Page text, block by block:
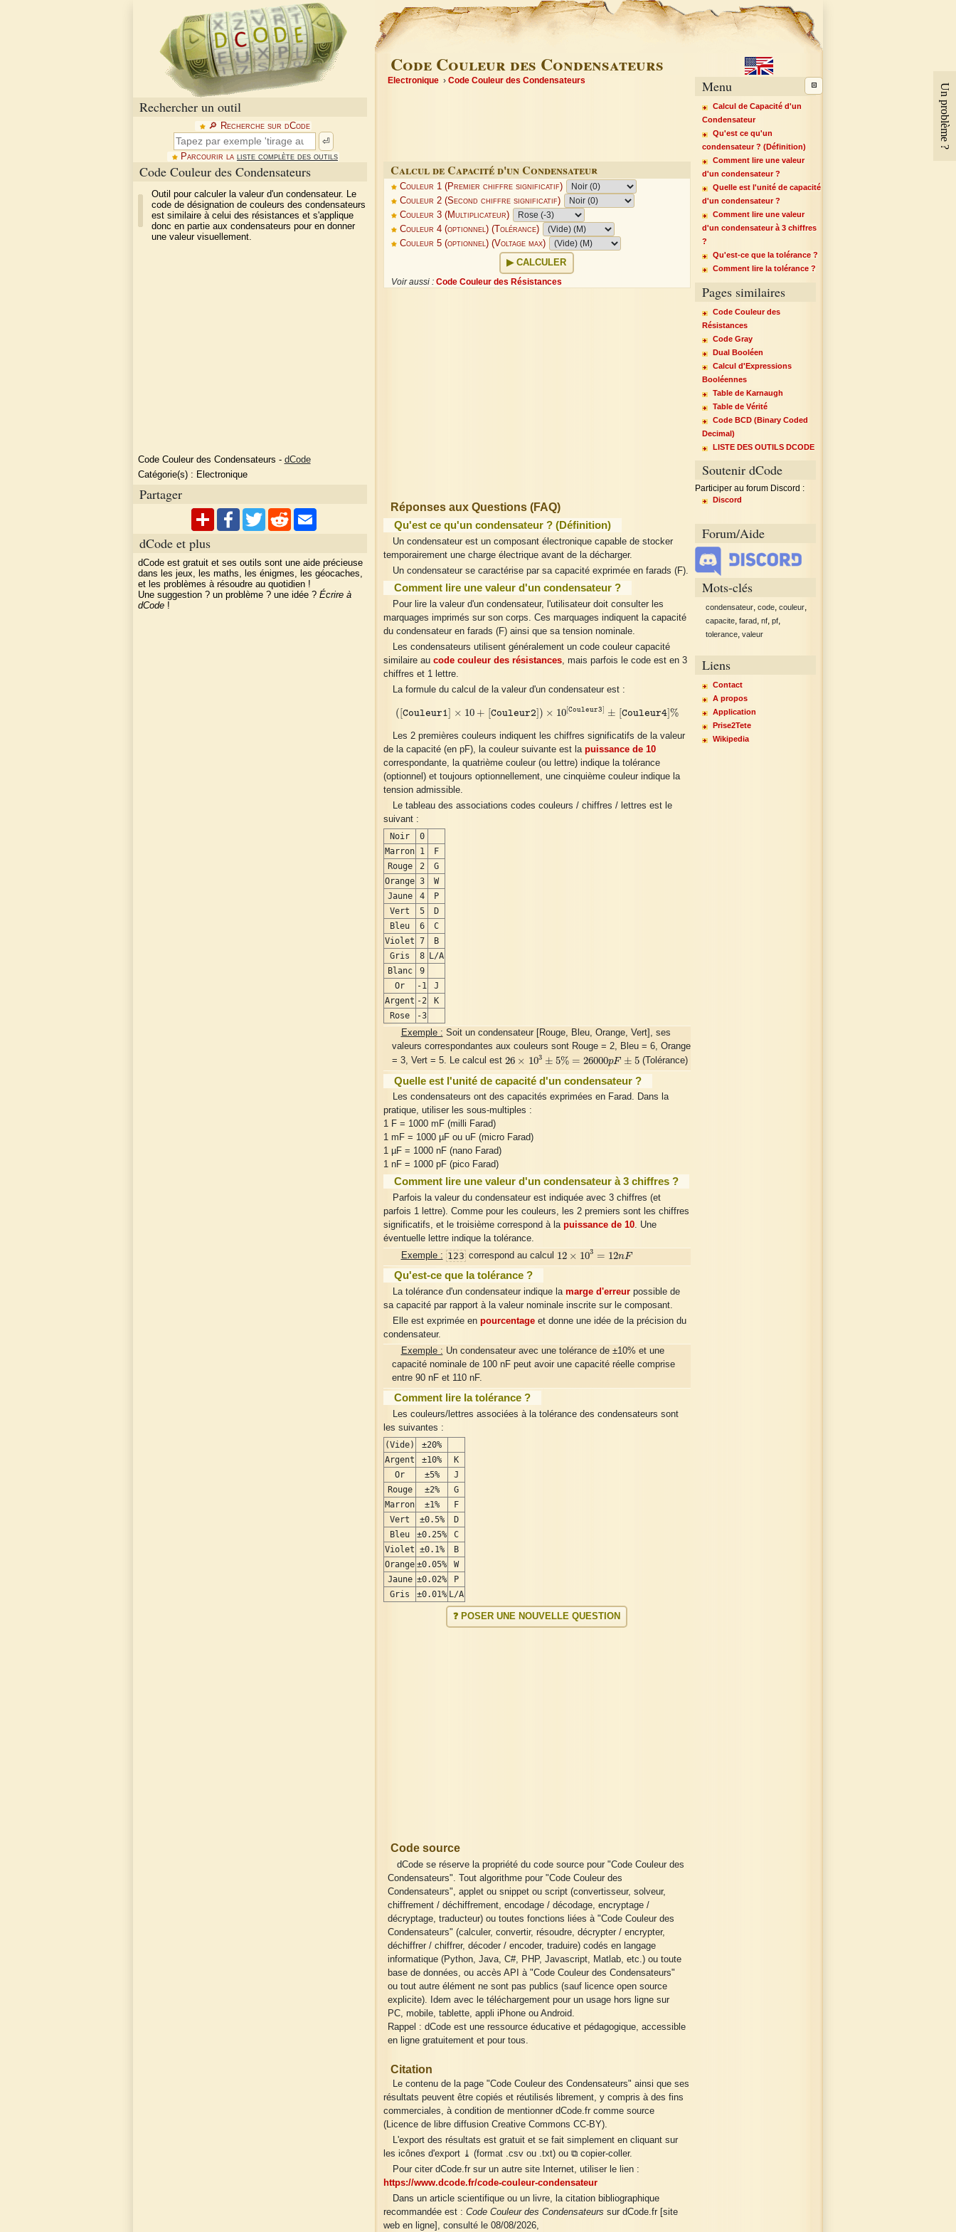
Rechercher un outil
🔎︎ Recherche sur dCode
⏎
Parcourir la liste complète des outils
Code Couleur des Condensateurs
Outil pour calculer la valeur d'un condensateur. Le
code de désignation de couleurs des condensateurs
est similaire à celui des résistances et s'applique
donc en partie aux condensateurs pour en donner
une valeur visuellement.
Code Couleur des Condensateurs - dCode
Catégorie(s) : Electronique
Partager
dCode et plus
dCode est gratuit et ses outils sont une aide précieuse
dans les jeux, les maths, les énigmes, les géocaches,
et les problèmes à résoudre au quotidien !
Une suggestion ? un problème ? une idée ? Écrire à
dCode!
Code Couleur des Condensateurs
Electronique Code Couleur des Condensateurs
Calcul de Capacité d'un Condensateur
Couleur 1 (Premier chiffre significatif)
Couleur 2 (Second chiffre significatif)
Couleur 3 (Multiplicateur)
Couleur 4 (optionnel) (Tolérance)
Couleur 5 (optionnel) (Voltage max)
CALCULER
Voir aussi : Code Couleur des Résistances
Réponses aux Questions (FAQ)
Qu'est ce qu'un condensateur ? (Définition)
Un condensateur est un composant électronique capable de stocker
temporairement une charge électrique avant de la décharger.
Un condensateur se caractérise par sa capacité exprimée en farads (F).
Comment lire une valeur d'un condensateur ?
Pour lire la valeur d'un condensateur, l'utilisateur doit consulter les
marquages imprimés sur son corps. Ces marquages indiquent la capacité
du condensateur en farads (F) ainsi que sa tension nominale.
Les condensateurs utilisent généralement un code couleur capacité
similaire au code couleur des résistances , mais parfois le code est en 3
chiffres et 1 lettre.
La formule du calcul de la valeur d'un condensateur est :
( [Couleur1 × 10 + Couleur2 ) × 10 [Couleur3 ± Couleur4] %
Couleur1 ×10 Couleur2 × Couleur3]± Couleur4
Les 2 premières couleurs indiquent les chiffres significatifs de la valeur
de la capacité (en pF), la couleur suivante est la puissance de 10
correspondante, la quatrième couleur (ou lettre) indique la tolérance
(optionnel) et toujours optionnellement, une cinquième couleur indique la
tension admissible.
Le tableau des associations codes couleurs / chiffres / lettres est le
suivant :
Noir
0
Marron 1
F
Rouge
2
G
Orange 3
W
Jaune
4
P
Vert
5
D
Bleu
6
C
Violet 7
B
Gris
8
L/A
Blanc
9
Or
-1
J
Argent -2
K
Rose
-3
Exemple : Soit un condensateur [Rouge, Bleu, Orange, Vert], ses
valeurs correspondantes aux couleurs sont Rouge = 2, Bleu = 6, Orange
= 3, Vert = 5. Le calcul est 26 × 103 ± 5% = 26000pF ± 5
26 10 3± 5 %=26000pF 5
(Tolérance)
Quelle est l'unité de capacité d'un condensateur ?
Les condensateurs ont des capacités exprimées en Farad. Dans la
pratique, utiliser les sous-multiples :
1 F = 1000 mF (milli Farad)
1 mF = 1000 µF ou uF (micro Farad)
1 µF = 1000 nF (nano Farad)
1 nF = 1000 pF (pico Farad)
Comment lire une valeur d'un condensateur à 3 chiffres ?
Parfois la valeur du condensateur est indiquée avec 3 chiffres (et
parfois 1 lettre). Comme pour les couleurs, les 2 premiers sont les chiffres
significatifs, et le troisième correspond à la puissance de 10. Une
éventuelle lettre indique la tolérance.
Exemple : 123correspond au calcul 12 × 103 = 12nF
12×103=12nF
Qu'est-ce que la tolérance ?
La tolérance d'un condensateur indique la marge d'erreurpossible de
sa capacité par rapport à la valeur nominale inscrite sur le composant.
Elle est exprimée en pourcentageet donne une idée de la précision du
condensateur.
Exemple : Un condensateur avec une tolérance de ±10% et une
capacité nominale de 100 nF peut avoir une capacité réelle comprise
entre 90 nF et 110 nF.
Comment lire la tolérance ?
Les couleurs/lettres associées à la tolérance des condensateurs sont
les suivantes :
(Vide)
±20%
Argent
±10%
K
Or
±5%
J
Rouge
±2%
G
Marron
±1%
F
Vert
±0.5%
D
Bleu
±0.25%
C
Violet ±0.1%
B
Orange ±0.05%
W
Jaune ±0.02%
P
Gris
±0.01% L/A
❓ POSER UNE NOUVELLE QUESTION
Code source
dCode se réserve la propriété du code source pour "Code Couleur des
Condensateurs". Tout algorithme pour "Code Couleur des
Condensateurs", applet ou snippet ou script (convertisseur, solveur,
chiffrement / déchiffrement, encodage / décodage, encryptage /
décryptage, traducteur) ou toutes fonctions liées à "Code Couleur des
Condensateurs" (calculer, convertir, résoudre, décrypter / encrypter,
déchiffrer / chiffrer, décoder / encoder, traduire) codés en langage
informatique (Python, Java, C#, PHP, Javascript, Matlab, etc.) ou toute
base de données, ou accès API à "Code Couleur des Condensateurs"
ou tout autre élément ne sont pas publics (sauf licence open source
explicite). Idem avec le téléchargement pour un usage hors ligne sur
PC, mobile, tablette, appli iPhone ou Android.
Rappel : dCode est une ressource éducative et pédagogique, accessible
en ligne gratuitement et pour tous.
Citation
Le contenu de la page "Code Couleur des Condensateurs" ainsi que ses
résultats peuvent être copiés et réutilisés librement, y compris à des fins
commerciales, à condition de mentionner dCode.fr comme source
(Licence de libre diffusion Creative Commons CC-BY).
L'export des résultats est gratuit et se fait simplement en cliquant sur
les icônes d'export ⤓ (format .csv ou .txt) ou ⧉ copier-coller.
Pour citer dCode.fr sur un autre site Internet, utiliser le lien :
https://www.dcode.fr/code-couleur-condensateur
Dans un article scientifique ou un livre, la citation bibliographique
recommandée est : Code Couleur des Condensateurs sur dCode.fr [site
web en ligne], consulté le 08/08/2026,
Menu
Calcul de Capacité d'un
Condensateur
Qu'est ce qu'un
condensateur ? (Définition)
Comment lire une valeur
d'un condensateur ?
Quelle est l'unité de capacité
d'un condensateur ?
Comment lire une valeur
d'un condensateur à 3 chiffres
?
Qu'est-ce que la tolérance ?
Comment lire la tolérance ?
Pages similaires
Code Couleur des
Résistances
Code Gray
Dual Booléen
Calcul d'Expressions
Booléennes
Table de Karnaugh
Table de Vérité
Code BCD (Binary Coded
Decimal)
LISTE DES OUTILS DCODE
Soutenir dCode
Participer au forum Discord :
Discord
Forum/Aide
Mots-clés
condensateur code couleur
capacite farad nf pf
tolerance valeur
Liens
Contact
A propos
Application
Prise2Tete
Wikipedia
Un problème ?